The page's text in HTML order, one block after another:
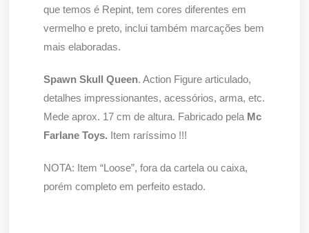
que temos é Repint, tem cores diferentes em
vermelho e preto, inclui também marcações bem
mais elaboradas.
Spawn Skull Queen. Action Figure articulado,
detalhes impressionantes, acessórios, arma, etc.
Mede aprox. 17 cm de altura. Fabricado pela Mc
Farlane Toys. Item raríssimo !!!
NOTA: Item “Loose”, fora da cartela ou caixa,
porém completo em perfeito estado.